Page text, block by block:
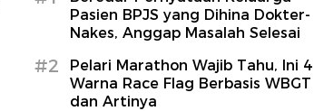
Pasien BPJS yang Dihina Dokter-
Nakes, Anggap Masalah Selesai
#2
Pelari Marathon Wajib Tahu, Ini 4
Warna Race Flag Berbasis WBGT
dan Artinya